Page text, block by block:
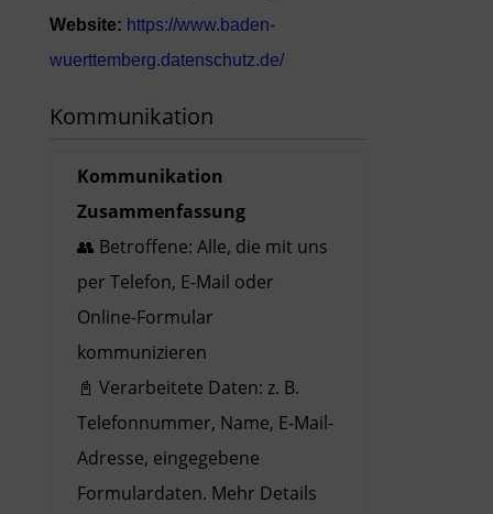
Website: https://www.baden-
wuerttemberg.datenschutz.de/
Kommunikation
Kommunikation
Zusammenfassung
👥 Betroffene: Alle, die mit uns
per Telefon, E-Mail oder
Online-Formular
kommunizieren
📓 Verarbeitete Daten: z. B.
Telefonnummer, Name, E-Mail-
Adresse, eingegebene
Formulardaten. Mehr Details